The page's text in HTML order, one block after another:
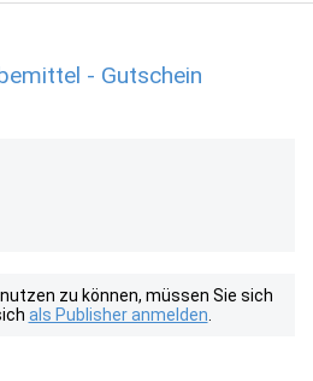
- Gutschein
zu können, müssen Sie sich
als Publisher anmelden